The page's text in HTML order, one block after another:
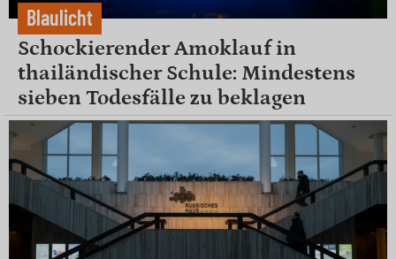
Blaulicht
Schockierender Amoklauf in
thailändischer Schule: Mindestens
sieben Todesfälle zu beklagen